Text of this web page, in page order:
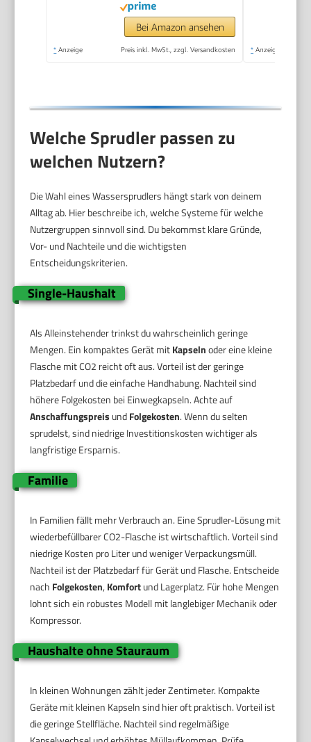
Bei Amazon ansehen
* Anzeige Preis inkl. MwSt., zzgl. Versandkosten * Anzeige
Welche Sprudler passen zu
welchen Nutzern?
Die Wahl eines Wassersprudlers hängt stark von deinem
Alltag ab. Hier beschreibe ich, welche Systeme für welche
Nutzergruppen sinnvoll sind. Du bekommst klare Gründe,
Vor- und Nachteile und die wichtigsten
Entscheidungskriterien.
Single-Haushalt
Als Alleinstehender trinkst du wahrscheinlich geringe
Mengen. Ein kompaktes Gerät mitKapselnoder eine kleine
Flasche mit CO2 reicht oft aus. Vorteil ist der geringe
Platzbedarf und die einfache Handhabung. Nachteil sind
höhere Folgekosten bei Einwegkapseln. Achte auf
Anschaffungspreis undFolgekosten. Wenn du selten
sprudelst, sind niedrige Investitionskosten wichtiger als
langfristige Ersparnis.
Familie
In Familien fällt mehr Verbrauch an. Eine Sprudler-Lösung mit
wiederbefüllbarer CO2-Flasche ist wirtschaftlich. Vorteil sind
niedrige Kosten pro Liter und weniger Verpackungsmüll.
Nachteil ist der Platzbedarf für Gerät und Flasche. Entscheide
nach Folgekosten, Komfortund Lagerplatz. Für hohe Mengen
lohnt sich ein robustes Modell mit langlebiger Mechanik oder
Kompressor.
Haushalte ohne Stauraum
In kleinen Wohnungen zählt jeder Zentimeter. Kompakte
Geräte mit kleinen Kapseln sind hier oft praktisch. Vorteil ist
die geringe Stellfläche. Nachteil sind regelmäßige